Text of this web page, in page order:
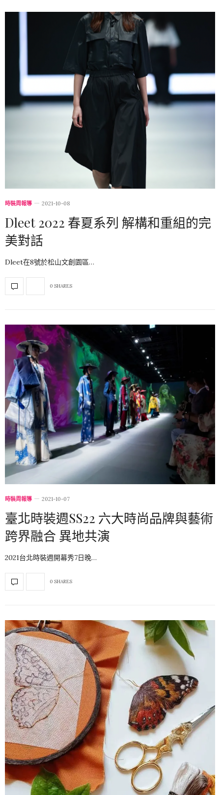
時裝周報導 2021-10-08
Dleet 2022 春夏系列 解構和重組的完
美對話
Dleet在8號於松山文創園區…
0 SHARES
時裝周報導 2021-10-07
臺北時裝週SS22 六大時尚品牌與藝術
跨界融合 異地共演
2021台北時裝週開幕秀7日晚…
0 SHARES